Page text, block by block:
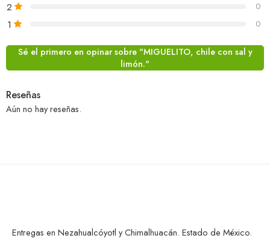
2 0
1 0
Sé el primero en opinar sobre "MIGUELITO, chile con sal y
limón."
Reseñas
Aún no hay reseñas.
Entregas en Nezahualcóyotl y Chimalhuacán. Estado de México.